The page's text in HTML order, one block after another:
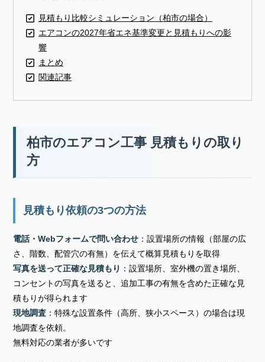
見積もり比較シミュレーション（柏市の場合）
エアコンの2027年省エネ基準変更と見積もりへの影
響
まとめ
関連記事
柏市のエアコン工事 見積もりの取り
方
見積もり依頼の3つの方法
電話・Webフォームで問い合わせ ：設置場所の情報（部屋の広
さ、階数、配管穴の有無）を伝えて概算見積もりを取得
写真を送って正確な見積もり ：設置場所、室外機の置き場所、
コンセントの写真を送ると、追加工事の有無を含めた正確な見
積もりが得られます
現地調査 ：特殊な設置条件（高所、狭小スペース）の場合は現
地調査を依頼。
無料対応の業者が多いです